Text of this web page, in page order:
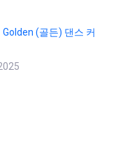
(골든) 댄스 커